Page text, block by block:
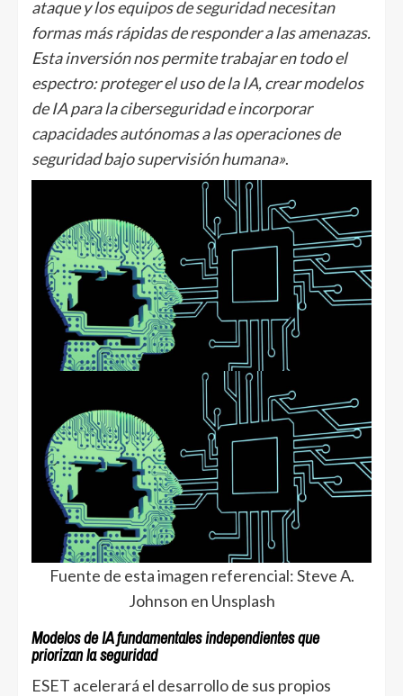
ataque y los equipos de seguridad necesitan
formas más rápidas de responder a las amenazas.
Esta inversión nos permite trabajar en todo el
espectro: proteger el uso de la IA, crear modelos
de IA para la ciberseguridad e incorporar
capacidades autónomas a las operaciones de
seguridad bajo supervisión humana».
Fuente de esta imagen referencial: Steve A.
Johnson en Unsplash
Modelos de IA fundamentales independientes que
priorizan la seguridad
ESET acelerará el desarrollo de sus propios